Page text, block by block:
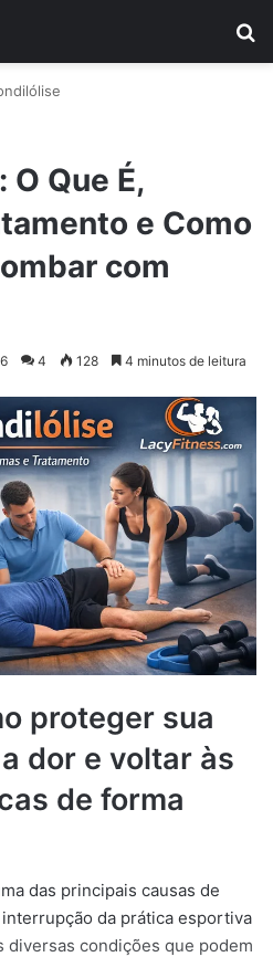
Que É,
e Como
com
4 128 4 minutos de leitura
proteger sua
dor e voltar às
de forma
das principais causas de
da prática esportiva
diversas condições que podem